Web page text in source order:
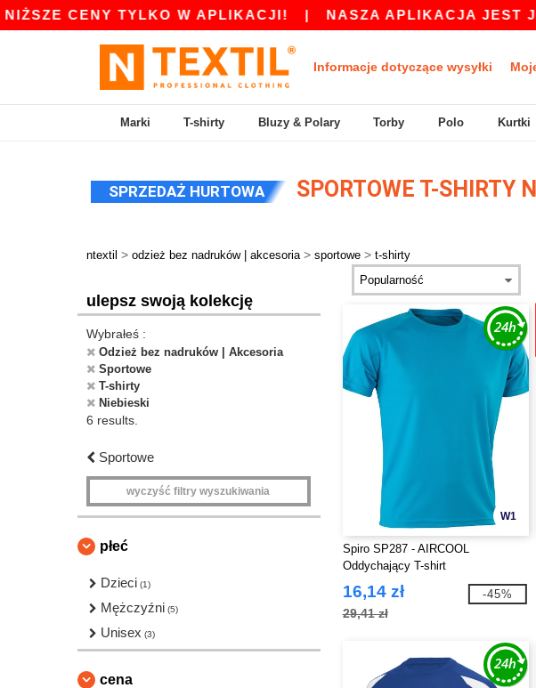
CENY TYLKO W APLIKACJI!| NASZA APLIKACJA JEST
Informacje dotyczące wysyłki
Marki T-shirty Bluzy & Polary Torby Polo Kurtki
SPRZEDAŻ HURTOWA SPORTOWE T-SHIRTY
ntextil > odzież bez nadruków | akcesoria > sportowe > t-shirty
ulepsz swoją kolekcję
Wybrałeś :
Odzież bez nadruków | Akcesoria
Sportowe
T-shirty
Niebieski
6 results.
Sportowe
wyczyść filtry wyszukiwania
płeć
Dzieci (1)
Mężczyźni (5)
Unisex (3)
cena
W1
Spiro SP287 - AIRCOOL
Oddychający T-shirt
16,14 zł
29,41 zł
-45%